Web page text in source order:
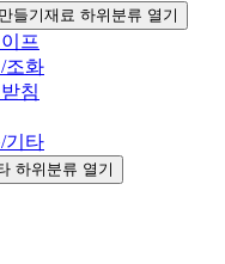
들기재료 하위분류 열기
프
조화
침
기타
하위분류 열기